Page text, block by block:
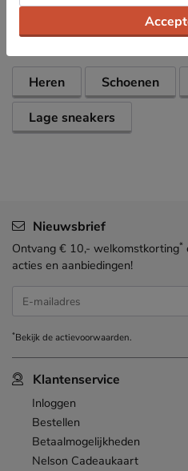
Over PME Legend
Bekijk meer
Heren Schoenen
Lage sneakers
Klantenservice
Inloggen
Bestellen
Betaalmogelijkheden
Nelson Cadeaukaart
Nieuwsbrief
Ontvang € 10,- welkomstkorting*
acties en aanbiedingen!
E-mailadres
*Bekijk deactievoorwaarden.